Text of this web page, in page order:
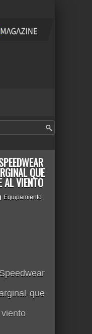
QUE
AL VIENTO
Equipamiento
que